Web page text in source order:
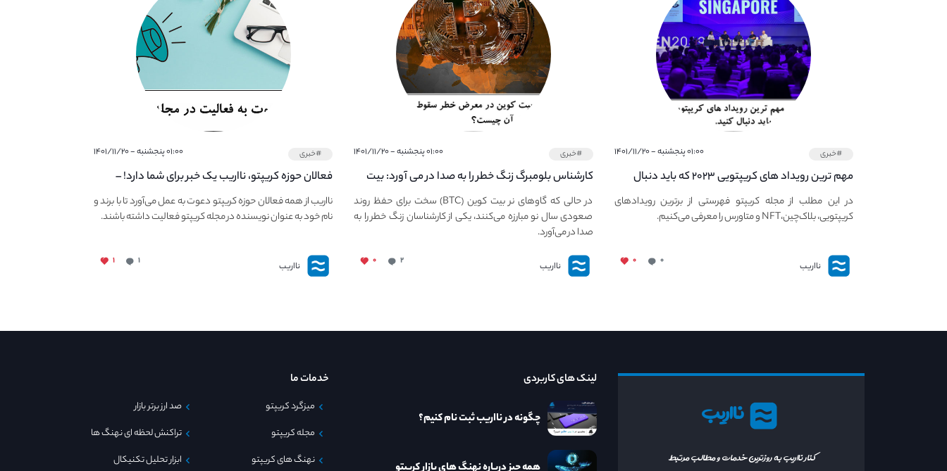
#خبری ۰۱:۰۰ پنجشنبه - ۱۴۰۱/۱۱/۲۰
مهم ترین رویداد های کریپتویی ۲۰۲۳ که باید دنبال
کنید – معرفی بهترین رویداد های جهانی
در این مطلب از مجله کریپتو فهرستی از برترین رویدادهای
کریپتویی، بلاک‌چین،NFT و متاورس را معرفی می‌کنیم.
نااریب ۰ ۰
#خبری ۰۱:۰۰ پنجشنبه - ۱۴۰۱/۱۱/۲۰
کارشناس بلومبرگ زنگ خطر را به صدا در می آورد: بیت
کوین در معرض خطر سقوط بزرگ است - دلیل آن
چیست؟
در حالی که گاوهای نر بیت کوین (BTC) سخت برای حفظ روند
صعودی سال نو مبارزه می‌کنند، یکی از کارشناسان زنگ خطر را به
صدا در می‌آورد.
نااریب ۲ ۰
#خبری ۰۱:۰۰ پنجشنبه - ۱۴۰۱/۱۱/۲۰
فعالان حوزه کریپتو، نااریب یک خبر برای شما دارد! –
دعوت به فعالیت در مجله کریپتو
نااریب از همه فعالان حوزه کریپتو دعوت به عمل می‌آورد تا با برند و
نام خود به عنوان نویسنده در مجله کریپتو فعالیت داشته باشند.
نااریب ۱ ۱
نااریب
کنار نااریب به روزترین خدمات و مطالب مرتبط
لینک های کاربردی
چگونه در نااریب ثبت نام کنیم؟
خدمات ما
میزگرد کریپتو
مجله کریپتو
نهنگ های کریپتو
صد ارز برتر بازار
تراکنش لحظه ای نهنگ ها
ابزار تحلیل تکنیکال